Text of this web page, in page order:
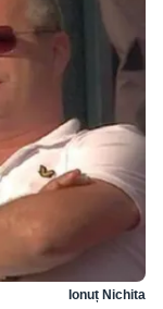
Ionuț Nichita